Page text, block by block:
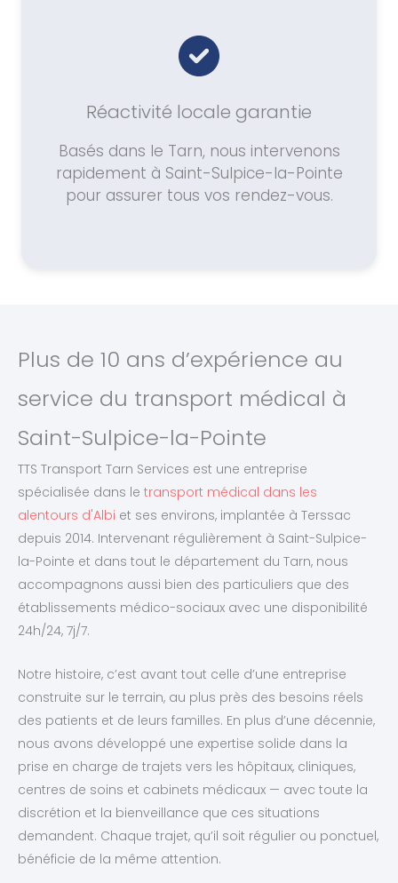
Réactivité locale garantie
Basés dans le Tarn, nous intervenons
rapidement à Saint-Sulpice-la-Pointe
pour assurer tous vos rendez-vous.
Plus de 10 ans d’expérience au
service du transport médical à
Saint-Sulpice-la-Pointe
TTS Transport Tarn Services est une entreprise
spécialisée dans le transport médical dans les
alentours d'Albi et ses environs, implantée à Terssac
depuis 2014. Intervenant régulièrement à Saint-Sulpice-
la-Pointe et dans tout le département du Tarn, nous
accompagnons aussi bien des particuliers que des
établissements médico-sociaux avec une disponibilité
24h/24, 7j/7.
Notre histoire, c’est avant tout celle d’une entreprise
construite sur le terrain, au plus près des besoins réels
des patients et de leurs familles. En plus d’une décennie,
nous avons développé une expertise solide dans la
prise en charge de trajets vers les hôpitaux, cliniques,
centres de soins et cabinets médicaux — avec toute la
discrétion et la bienveillance que ces situations
demandent. Chaque trajet, qu’il soit régulier ou ponctuel,
bénéficie de la même attention.